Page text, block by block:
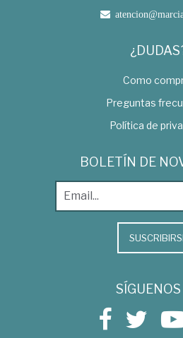
Como
Preguntas
Política de
BOLETÍN DE
SÍGUENOS